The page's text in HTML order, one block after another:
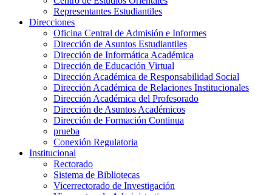
Representantes Estudiantiles
Direcciones
Oficina Central de Admisión e Informes
Dirección de Asuntos Estudiantiles
Dirección de Informática Académica
Dirección de Educación Virtual
Dirección Académica de Responsabilidad Social
Dirección Académica de Relaciones Institucionales
Dirección Académica del Profesorado
Dirección de Asuntos Académicos
Dirección de Formación Continua
prueba
Conexión Regulatoria
Institucional
Rectorado
Sistema de Bibliotecas
Vicerrectorado de Investigación